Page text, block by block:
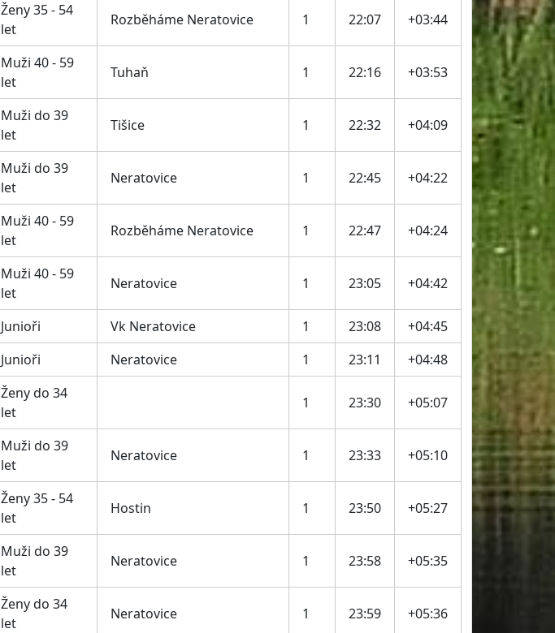
Ženy 35 - 54
let
Rozběháme Neratovice 1 22:07 +03:44
Muži 40 - 59
let
Tuhaň 1 22:16 +03:53
Muži do 39
let
Tišice 1 22:32 +04:09
Muži do 39
let
Neratovice 1 22:45 +04:22
Muži 40 - 59
let
Rozběháme Neratovice 1 22:47 +04:24
Muži 40 - 59
let
Neratovice 1 23:05 +04:42
Junioři Vk Neratovice 1 23:08
+04:45
Junioři Neratovice 1 23:11 +04:48
Ženy do 34
let
1 23:30 +05:07
Muži do 39
let
Neratovice 1 23:33 +05:10
Ženy 35 - 54
let
Hostin 1 23:50 +05:27
Muži do 39
let
Neratovice 1 23:58 +05:35
Ženy do 34
let
Neratovice 1 23:59 +05:36